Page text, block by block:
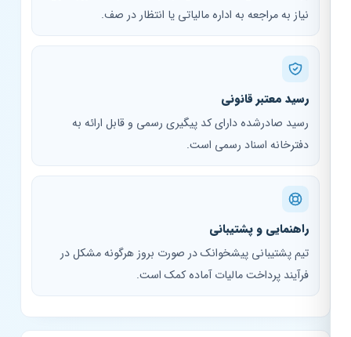
نیاز به مراجعه به اداره مالیاتی یا انتظار در صف.
رسید معتبر قانونی
رسید صادرشده دارای کد پیگیری رسمی و قابل ارائه به
دفترخانه اسناد رسمی است.
راهنمایی و پشتیبانی
تیم پشتیبانی پیشخوانک در صورت بروز هرگونه مشکل در
فرآیند پرداخت مالیات آماده کمک است.